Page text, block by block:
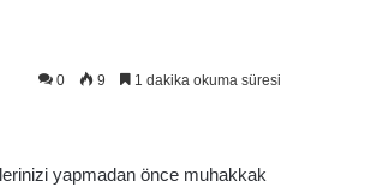
0 9 1 dakika okuma süresi
yapmadan önce muhakkak